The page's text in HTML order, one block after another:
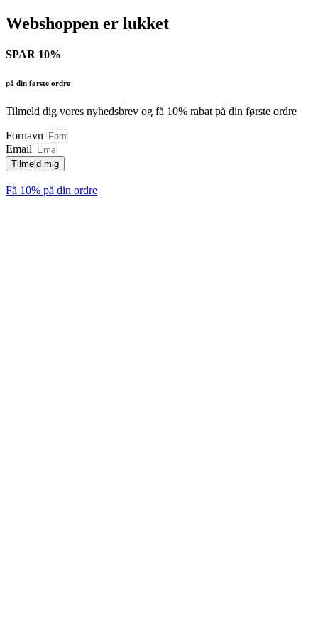
Webshoppen er lukket
SPAR 10%
på din første ordre
Tilmeld dig vores nyhedsbrev og få 10% rabat på din første ordre
Fornavn
Email
Tilmeld mig
Få 10% på din ordre